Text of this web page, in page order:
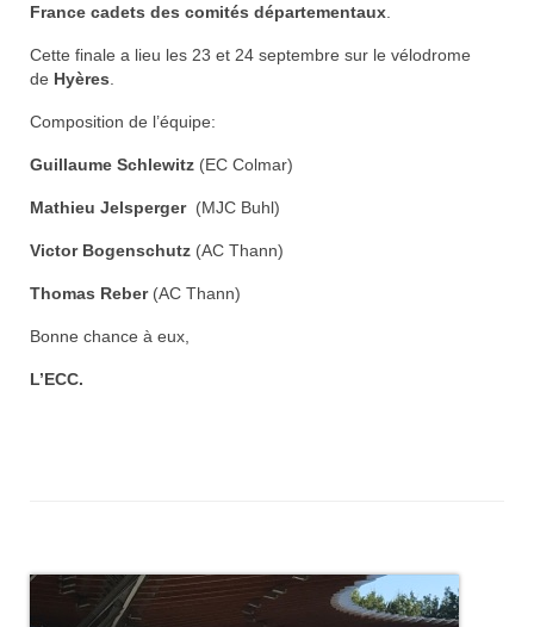
Documentation
Loisirs
Sorties
Strava
Route, Piste, Cyclo-cross
France cadets des comités départementaux.
Cette finale a lieu les 23 et 24 septembre sur le vélodrome
de Hyères.
Composition de l’équipe:
Guillaume Schlewitz (EC Colmar)
Mathieu Jelsperger(MJC Buhl)
Victor Bogenschutz (AC Thann)
Thomas Reber(AC Thann)
Bonne chance à eux,
L’ECC.